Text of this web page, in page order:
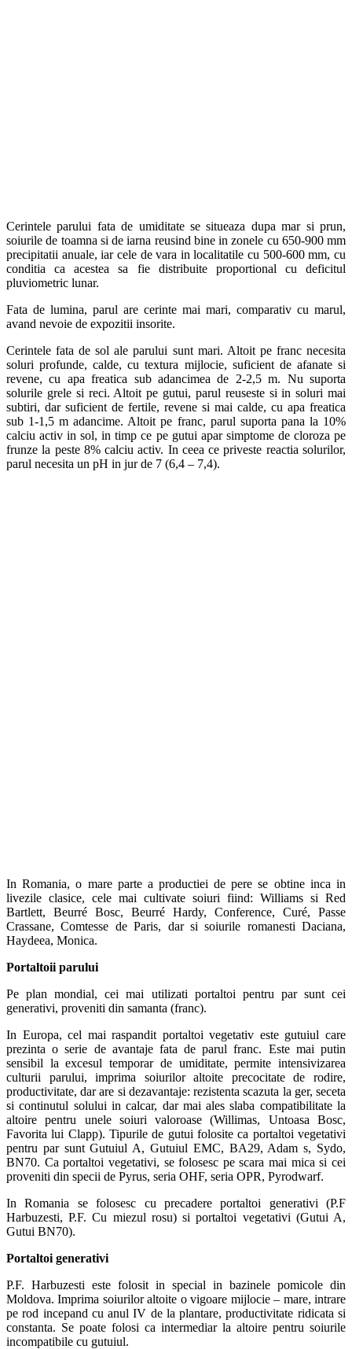
Cerintele parului fata de umiditate se situeaza dupa mar si prun,
soiurile de toamna si de iarna reusind bine in zonele cu 650-900 mm
precipitatii anuale, iar cele de vara in localitatile cu 500-600 mm, cu
conditia ca acestea sa fie distribuite proportional cu deficitul
pluviometric lunar.
Fata de lumina, parul are cerinte mai mari, comparativ cu marul,
avand nevoie de expozitii insorite.
Cerintele fata de sol ale parului sunt mari. Altoit pe franc necesita
soluri profunde, calde, cu textura mijlocie, suficient de afanate si
revene, cu apa freatica sub adancimea de 2-2,5 m. Nu suporta
solurile grele si reci. Altoit pe gutui, parul reuseste si in soluri mai
subtiri, dar suficient de fertile, revene si mai calde, cu apa freatica
sub 1-1,5 m adancime. Altoit pe franc, parul suporta pana la 10%
calciu activ in sol, in timp ce pe gutui apar simptome de cloroza pe
frunze la peste 8% calciu activ. In ceea ce priveste reactia solurilor,
parul necesita un pH in jur de 7 (6,4 – 7,4).
In Romania, o mare parte a productiei de pere se obtine inca in
livezile clasice, cele mai cultivate soiuri fiind: Williams si Red
Bartlett, Beurré Bosc, Beurré Hardy, Conference, Curé, Passe
Crassane, Comtesse de Paris, dar si soiurile romanesti Daciana,
Haydeea, Monica.
Portaltoii parului
Pe plan mondial, cei mai utilizati portaltoi pentru par sunt cei
generativi, proveniti din samanta (franc).
In Europa, cel mai raspandit portaltoi vegetativ este gutuiul care
prezinta o serie de avantaje fata de parul franc. Este mai putin
sensibil la excesul temporar de umiditate, permite intensivizarea
culturii parului, imprima soiurilor altoite precocitate de rodire,
productivitate, dar are si dezavantaje: rezistenta scazuta la ger, seceta
si continutul solului in calcar, dar mai ales slaba compatibilitate la
altoire pentru unele soiuri valoroase (Willimas, Untoasa Bosc,
Favorita lui Clapp). Tipurile de gutui folosite ca portaltoi vegetativi
pentru par sunt Gutuiul A, Gutuiul EMC, BA29, Adam s, Sydo,
BN70. Ca portaltoi vegetativi, se folosesc pe scara mai mica si cei
proveniti din specii de Pyrus, seria OHF, seria OPR, Pyrodwarf.
In Romania se folosesc cu precadere portaltoi generativi (P.F
Harbuzesti, P.F. Cu miezul rosu) si portaltoi vegetativi (Gutui A,
Gutui BN70).
Portaltoi generativi
P.F. Harbuzesti este folosit in special in bazinele pomicole din
Moldova. Imprima soiurilor altoite o vigoare mijlocie – mare, intrare
pe rod incepand cu anul IV de la plantare, productivitate ridicata si
constanta. Se poate folosi ca intermediar la altoire pentru soiurile
incompatibile cu gutuiul.